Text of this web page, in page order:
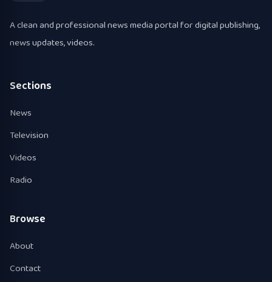
A clean and professional news media portal for digital publishing,
news updates, videos.
Sections
News
Television
Videos
Radio
Browse
About
Contact